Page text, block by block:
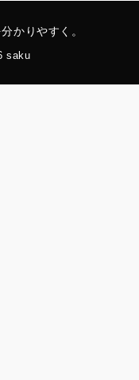
かりやすく。
saku